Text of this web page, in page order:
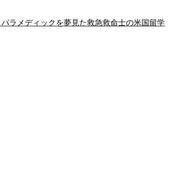
パラメディックを夢見た救急救命士の米国留学